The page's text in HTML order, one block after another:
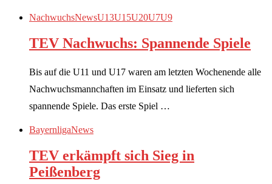
NachwuchsNewsU13U15U20U7U9
TEV Nachwuchs: Spannende Spiele
Bis auf die U11 und U17 waren am letzten Wochenende alle
Nachwuchsmannchaften im Einsatz und lieferten sich
spannende Spiele. Das erste Spiel …
BayernligaNews
TEV erkämpft sich Sieg in
Peißenberg